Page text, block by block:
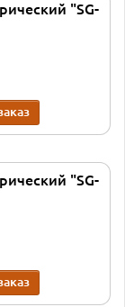
"SG-
"SG-